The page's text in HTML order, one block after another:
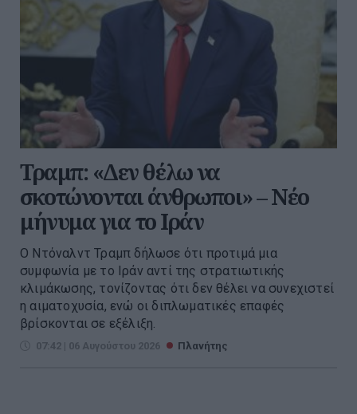
Τραμπ: «Δεν θέλω να
σκοτώνονται άνθρωποι» – Νέο
μήνυμα για το Ιράν
Ο Ντόναλντ Τραμπ δήλωσε ότι προτιμά μια
συμφωνία με το Ιράν αντί της στρατιωτικής
κλιμάκωσης, τονίζοντας ότι δεν θέλει να συνεχιστεί
η αιματοχυσία, ενώ οι διπλωματικές επαφές
βρίσκονται σε εξέλιξη.
07:42 | 06 Αυγούστου 2026 Πλανήτης